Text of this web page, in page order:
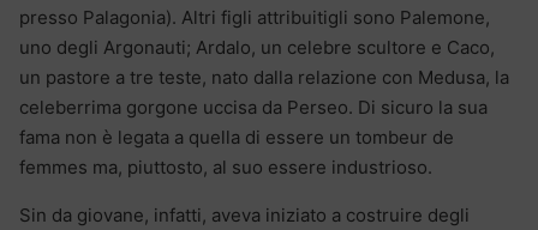
presso Palagonia). Altri figli attribuitigli sono Palemone,
uno degli Argonauti; Ardalo, un celebre scultore e Caco,
un pastore a tre teste, nato dalla relazione con Medusa, la
celeberrima gorgone uccisa da Perseo. Di sicuro la sua
fama non è legata a quella di essere un tombeur de
femmes ma, piuttosto, al suo essere industrioso.
Sin da giovane, infatti, aveva iniziato a costruire degli